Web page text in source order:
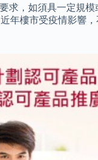
，如須具一定規
樓市受疫情影響